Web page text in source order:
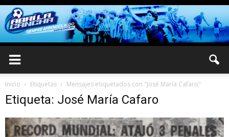
Inicio Etiquetas Mensajes etiquetados con "José María Cafaro"
Etiqueta: José María Cafaro